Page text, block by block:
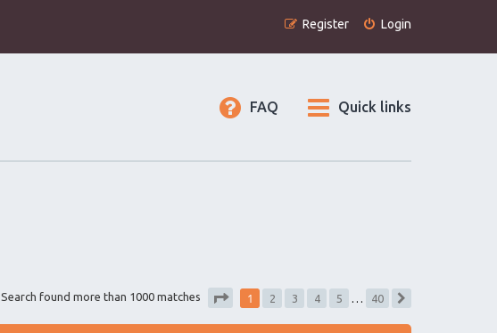
Login
Register
Quick links
FAQ
Search found more than 1000 matches
1 2 3 4 5 …
40